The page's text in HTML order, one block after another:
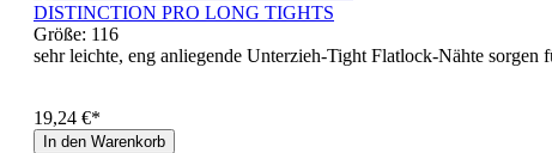
DISTINCTION PRO LONG TIGHTS
Größe: 116
sehr leichte, eng anliegende Unterzieh-Tight Flatlock-Nähte
19,24 €*
In den Warenkorb